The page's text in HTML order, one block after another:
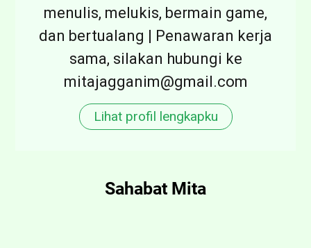
menulis, melukis, bermain game,
dan bertualang | Penawaran kerja
sama, silakan hubungi ke
mitajagganim@gmail.com
Lihat profil lengkapku
Sahabat Mita